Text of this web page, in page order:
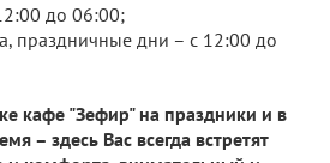
до 06:00;
праздничные дни – с 12:00 до
кафе "Зефир" на праздники и в
– здесь Вас всегда встретят